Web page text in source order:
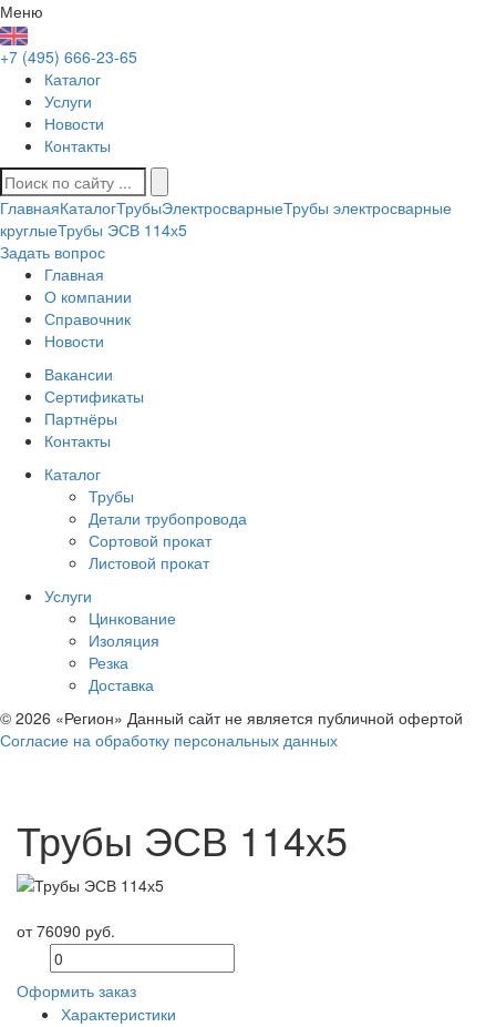
Меню
+7 (495) 666-23-65
Каталог
Услуги
Новости
Контакты
ГлавнаяКаталогТрубыЭлектросварныеТрубы электросварные
круглыеТрубы ЭСВ 114х5
Задать вопрос
Главная
О компании
Справочник
Новости
Вакансии
Сертификаты
Партнёры
Контакты
Каталог
Трубы
Детали трубопровода
Сортовой прокат
Листовой прокат
Услуги
Цинкование
Изоляция
Резка
Доставка
© 2026 «Регион» Данный сайт не является публичной офертой
Согласие на обработку персональных данных
Трубы ЭСВ 114х5
от 76090 руб.
Оформить заказ
Характеристики